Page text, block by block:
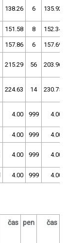
138.26 6 135.92
151.58 8 152.34
157.86 6 157.69
215.29 56 203.96
224.63 14 230.75
4.00 999 4.00
4.00 999 4.00
4.00 999 4.00
4.00 999 4.00
čas pen čas